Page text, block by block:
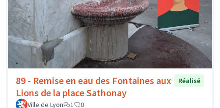
89 - Remise en eau des Fontaines aux
Lions de la place Sathonay
Réalisé
Ville de Lyon 1 0